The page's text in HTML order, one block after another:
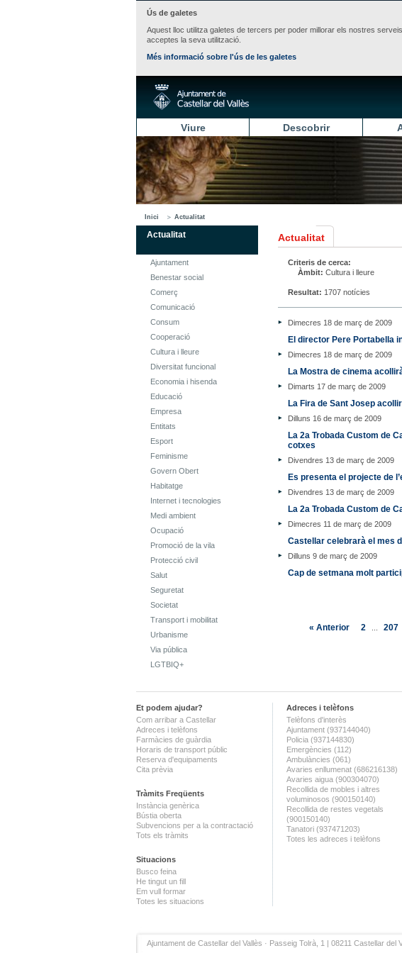
Ús de galetes
Aquest lloc utilitza galetes de tercers per poder millorar els nostres
acceptes la seva utilització.
Més informació sobre l'ús de les galetes
Viure Descobrir
Inici Actualitat
Actualitat
Ajuntament
Benestar social
Comerç
Comunicació
Consum
Cooperació
Cultura i lleure
Diversitat funcional
Economia i hisenda
Educació
Empresa
Entitats
Esport
Feminisme
Govern Obert
Habitatge
Internet i tecnologies
Medi ambient
Ocupació
Promoció de la vila
Protecció civil
Salut
Seguretat
Societat
Transport i mobilitat
Urbanisme
Via pública
LGTBIQ+
Actualitat
Criteris de cerca:
Àmbit: Cultura i lleure
Resultat: 1707 notícies
Dimecres 18 de març de 2009
El director Pere Portabella
Dimecres 18 de març de 2009
La Mostra de cinema
Dimarts 17 de març de 2009
La Fira de Sant Josep
Dilluns 16 de març de 2009
La 2a Trobada Custom de
cotxes
Divendres 13 de març de 2009
Es presenta el projecte de
Divendres 13 de març de 2009
La 2a Trobada Custom de
Dimecres 11 de març de 2009
Castellar celebrarà el mes
Dilluns 9 de març de 2009
Cap de setmana molt
« Anterior 2 207
Et podem ajudar?
Com arribar a Castellar
Adreces i telèfons
Farmàcies de guàrdia
Horaris de transport públic
Reserva d'equipaments
Cita prèvia
Tràmits Freqüents
Instància genèrica
Bústia oberta
Subvencions per a la contractació
Tots els tràmits
Situacions
Busco feina
He tingut un fill
Em vull formar
Totes les situacions
Adreces i telèfons
Telèfons d'interès
Ajuntament (937144040)
Policia (937144830)
Emergències (112)
Ambulàncies (061)
Avaries enllumenat (686216138)
Avaries aigua (900304070)
Recollida de mobles i altres
voluminosos (900150140)
Recollida de restes vegetals
(900150140)
Tanatori (937471203)
Totes les adreces i telèfons
Ajuntament de Castellar del Vallès · Passeig Tolrà, 1 | 08211 Castellar del